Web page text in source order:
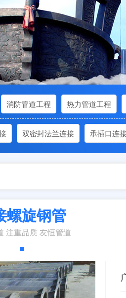
消防管道工程 热力管道工程
双密封法兰连接 承插口连
螺旋钢管
注重品质 友恒管道